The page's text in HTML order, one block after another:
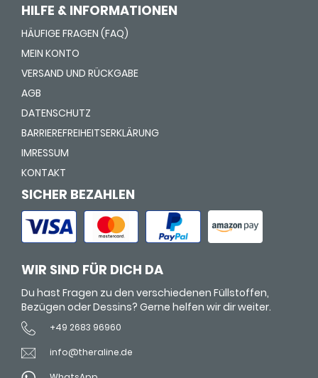
HILFE & INFORMATIONEN
HÄUFIGE FRAGEN (FAQ)
MEIN KONTO
VERSAND UND RÜCKGABE
AGB
DATENSCHUTZ
BARRIEREFREIHEITSERKLÄRUNG
IMRESSUM
KONTAKT
SICHER BEZAHLEN
WIR SIND FÜR DICH DA
Du hast Fragen zu den verschiedenen Füllstoffen,
Bezügen oder Dessins? Gerne helfen wir dir weiter.
+49 2683 96960
info@theraline.de